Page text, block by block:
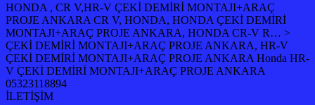
HONDA , CR V,HR-V ÇEKİ DEMİRİ MONTAJI+ARAÇ
PROJE ANKARA CR V, HONDA, HONDA ÇEKİ DEMİRİ
MONTAJI+ARAÇ PROJE ANKARA, HONDA CR-V R… >
ÇEKİ DEMİRİ MONTAJI+ARAÇ PROJE ANKARA, HR-V
ÇEKİ DEMİRİ MONTAJI+ARAÇ PROJE ANKARA Honda HR-
V ÇEKİ DEMİRİ MONTAJI+ARAÇ PROJE ANKARA
05323118894
İLETİŞİM